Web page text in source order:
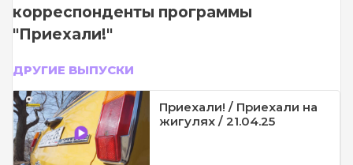
корреспонденты программы
"Приехали!"
ДРУГИЕ ВЫПУСКИ
Приехали! / Приехали на
жигулях / 21.04.25